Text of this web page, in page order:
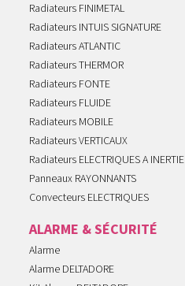
Radiateurs FINIMETAL
Radiateurs INTUIS SIGNATURE
Radiateurs ATLANTIC
Radiateurs THERMOR
Radiateurs FONTE
Radiateurs FLUIDE
Radiateurs MOBILE
Radiateurs VERTICAUX
Radiateurs ELECTRIQUES A INERTIE
Panneaux RAYONNANTS
Convecteurs ELECTRIQUES
ALARME & SÉCURITÉ
Alarme
Alarme DELTADORE